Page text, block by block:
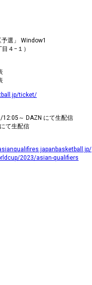
選」 Window1
４−１）
ticket/
12:05～ DAZN にて生配信
て生配信
2023/asian-qualifiers